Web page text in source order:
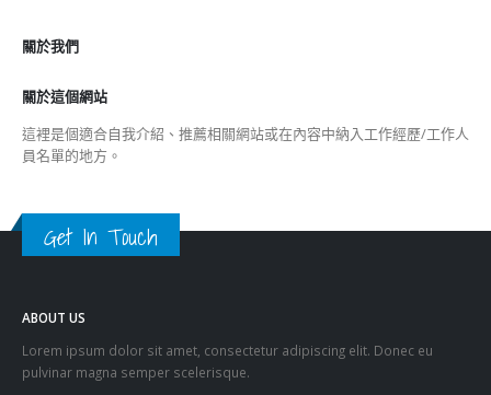
關於我們
關於這個網站
這裡是個適合自我介紹、推薦相關網站或在內容中納入工作經歷/工作人
員名單的地方。
Get In Touch
ABOUT US
Lorem ipsum dolor sit amet, consectetur adipiscing elit. Donec eu
pulvinar magna semper scelerisque.